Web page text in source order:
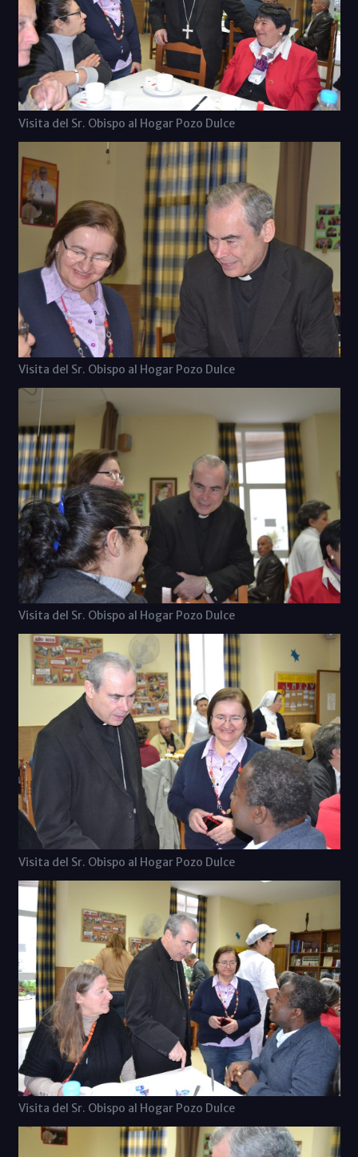
Visita del Sr. Obispo al Hogar Pozo Dulce
Visita del Sr. Obispo al Hogar Pozo Dulce
Visita del Sr. Obispo al Hogar Pozo Dulce
Visita del Sr. Obispo al Hogar Pozo Dulce
Visita del Sr. Obispo al Hogar Pozo Dulce